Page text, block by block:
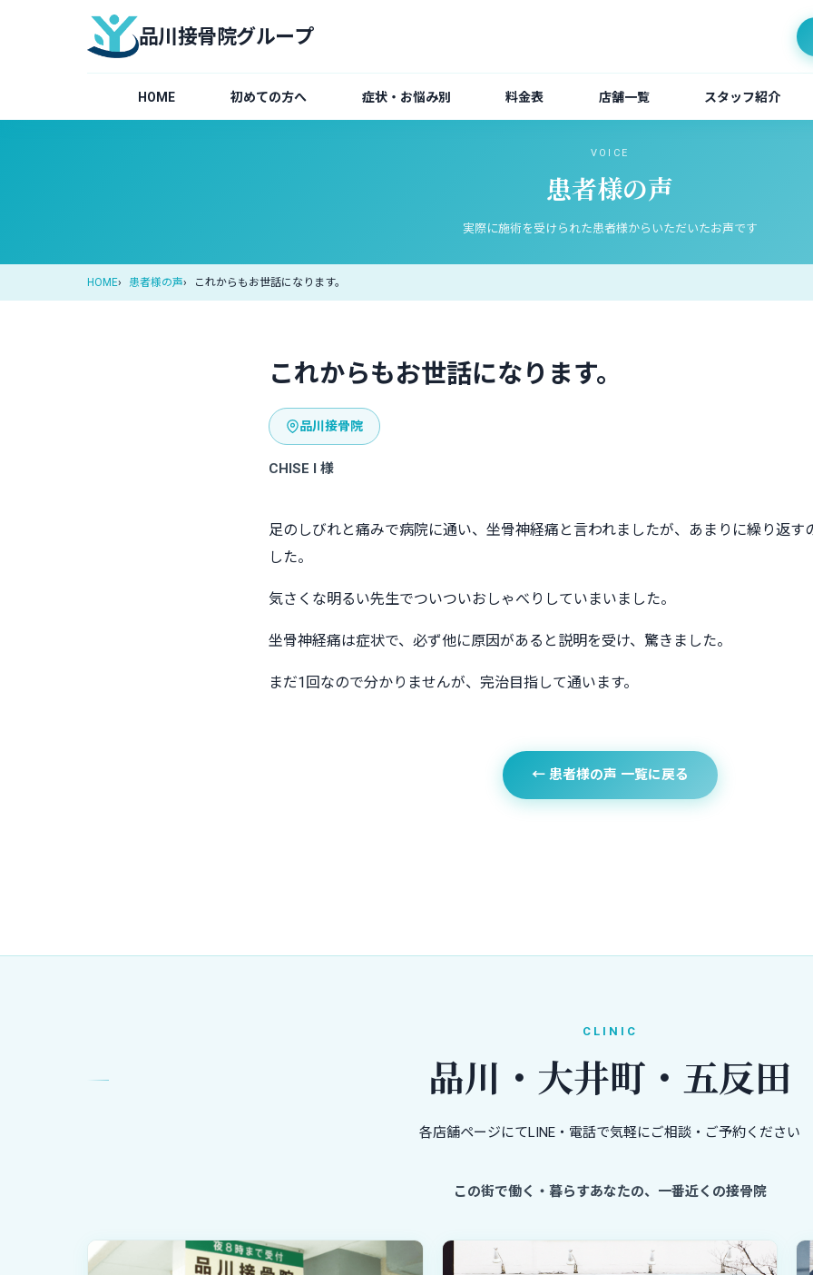
品川接骨院グループ
HOME 初めての方へ 症状・お悩み別 料金表 店舗一覧 スタッフ紹介
VOICE
患者様の声
実際に施術を受けられた患者様からいただいたお声です
HOME 患者様の声 これからもお世話になります。
これからもお世話になります。
品川接骨院
CHISE I 様
足のしびれと痛みで病院に通い、坐骨神経痛と言われましたが、あまりに繰り返す
した。
気さくな明るい先生でついついおしゃべりしていまいました。
坐骨神経痛は症状で、必ず他に原因があると説明を受け、驚きました。
まだ1回なので分かりませんが、完治目指して通います。
← 患者様の声 一覧に戻る
CLINIC
品川・大井町・五反田
各店舗ページにてLINE・電話で気軽にご相談・ご予約ください
この街で働く・暮らすあなたの、一番近くの接骨院